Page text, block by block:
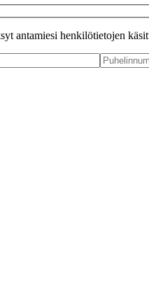
antamiesi henkilötietojen